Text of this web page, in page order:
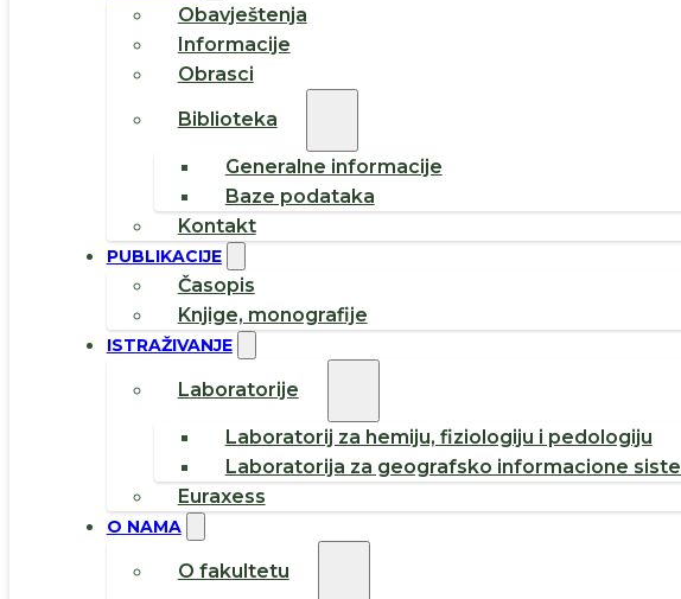
Obavještenja
Informacije
Obrasci
Biblioteka
Generalne informacije
Baze podataka
Kontakt
PUBLIKACIJE
Časopis
Knjige, monografije
ISTRAŽIVANJE
Laboratorije
Laboratorij za hemiju, fiziologiju i pedologiju
Laboratorija za geografsko informacione
Euraxess
O NAMA
O fakultetu